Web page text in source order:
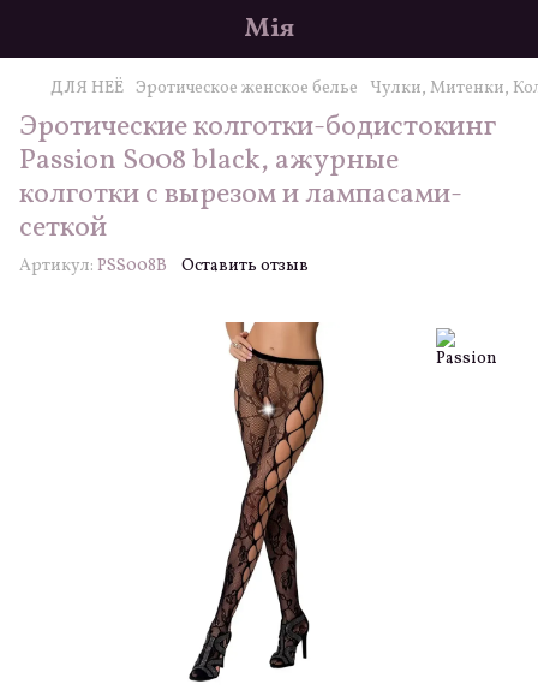
Мія
ДЛЯ НЕЁ Эротическое женское белье Чулки, Митенки,
Эротические колготки-бодистокинг
Passion S008 black, ажурные
колготки с вырезом и лампасами-
сеткой
Артикул: PSS008B Оставить отзыв